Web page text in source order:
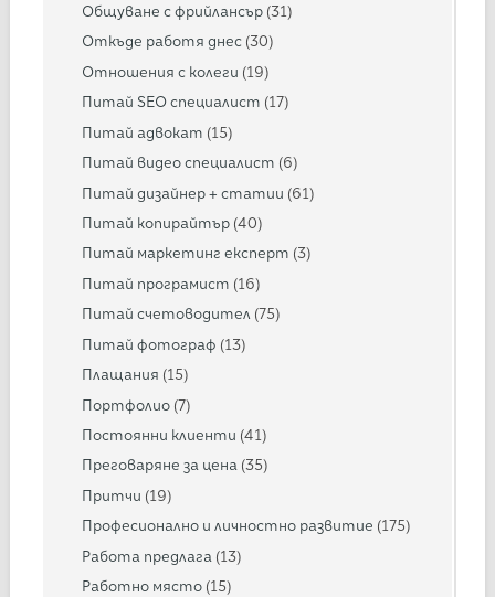
Общуване с фрийлансър (31)
Откъде работя днес (30)
Отношения с колеги (19)
Питай SEO специалист (17)
Питай адвокат (15)
Питай видео специалист (6)
Питай дизайнер + статии (61)
Питай копирайтър (40)
Питай маркетинг експерт (3)
Питай програмист (16)
Питай счетоводител (75)
Питай фотограф (13)
Плащания (15)
Портфолио (7)
Постоянни клиенти (41)
Преговаряне за цена (35)
Притчи (19)
Професионално и личностно развитие (175)
Работа предлага (13)
Работно място (15)